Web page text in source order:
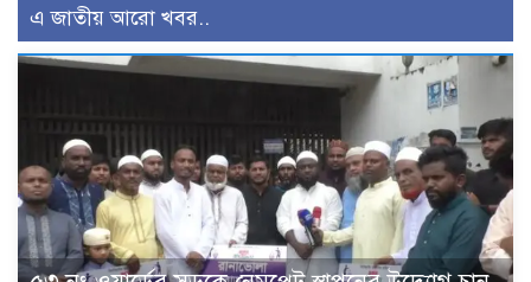
এ জাতীয় আরো খবর..